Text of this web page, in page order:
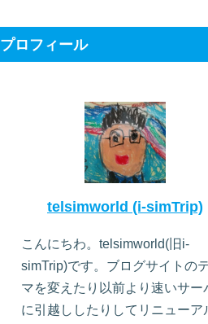
プロフィール
telsimworld (i-simTrip)
こんにちわ。telsimworld(旧i-
simTrip)です。ブログサイトの
マを変えたり以前より速いサー
に引越ししたりしてリニューア